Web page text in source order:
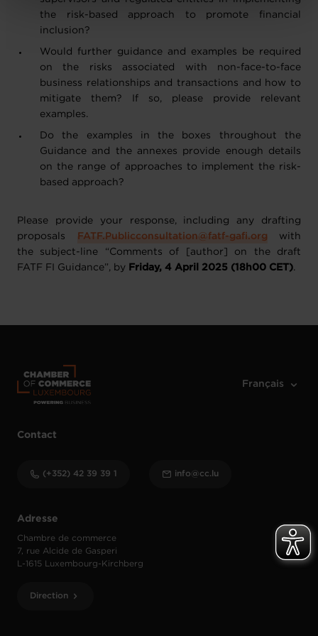
protection des données personnelles.
the risk-based approach to promote financial
inclusion?
Would further guidance and examples be required
on the risks associated with non-face-to-face
business relationships and transactions and how to
mitigate them? If so, please provide relevant
examples.
Do the examples in the boxes throughout the
Guidance and the annexes provide enough details
on the range of approaches to implement the risk-
based approach?
Please provide your response, including any drafting
proposals
FATF.Publicconsultation@fatf-gafi.orgwith
the subject-line “Comments of [author] on the draft
FATF FI Guidance”, by Friday, 4 April 2025 (18h00 CET).
Adresse
Chambre de commerce
7, rue Alcide de Gasperi
L-1615 Luxembourg-Kirchberg
Direction
Contact
(+352) 42 39 39 1 info@cc.lu